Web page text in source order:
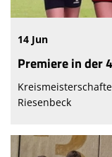
14 Jun
Premiere in der
Riesenbeck